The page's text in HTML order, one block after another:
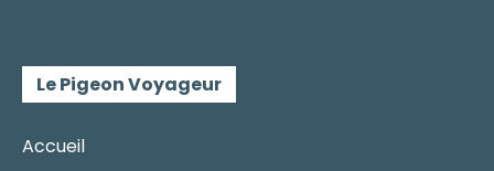
Le Pigeon Voyageur
Accueil